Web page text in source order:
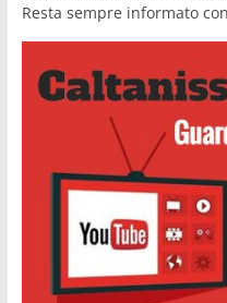
Resta sempre informato